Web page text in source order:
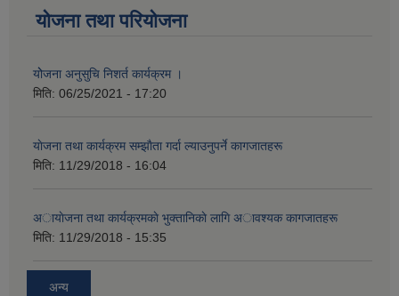
योजना तथा परियोजना
योेजना अनुसुचि निशर्त कार्यक्रम ।
मिति: 06/25/2021 - 17:20
याेजना तथा कार्यक्रम सम्झाैता गर्दा ल्याउनुपर्ने कागजातहरू
मिति: 11/29/2018 - 16:04
अायाेजना तथा कार्यक्रमकाे भुक्तानिकाे लागि अावश्यक कागजातहरू
मिति: 11/29/2018 - 15:35
अन्य